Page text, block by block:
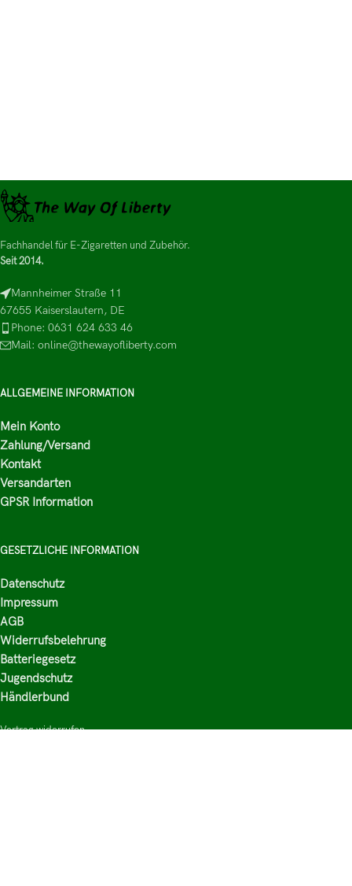
Fachhandel für E-Zigaretten und Zubehör.
Seit 2014.
Mannheimer Straße 11
67655 Kaiserslautern, DE
Phone: 0631 624 633 46
Mail: online@thewayofliberty.com
ALLGEMEINE INFORMATION
Mein Konto
Zahlung/Versand
Kontakt
Versandarten
GPSR Information
GESETZLICHE INFORMATION
Datenschutz
Impressum
AGB
Widerrufsbelehrung
Batteriegesetz
Jugendschutz
Händlerbund
Vertrag widerrufen